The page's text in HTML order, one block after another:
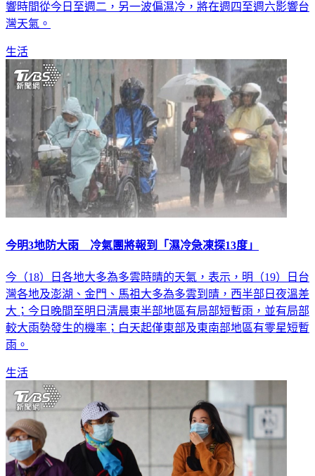
響時間從今日至週二，另一波偏濕冷，將在週四至週六影響台
灣天氣。
生活
今明3地防大雨 冷氣團將報到「濕冷急凍探13度」
今（18）日各地大多為多雲時晴的天氣，表示，明（19）日台
灣各地及澎湖、金門、馬祖大多為多雲到晴，西半部日夜溫差
大；今日晚間至明日清晨東半部地區有局部短暫雨，並有局部
較大雨勢發生的機率；白天起僅東部及東南部地區有零星短暫
雨。
生活